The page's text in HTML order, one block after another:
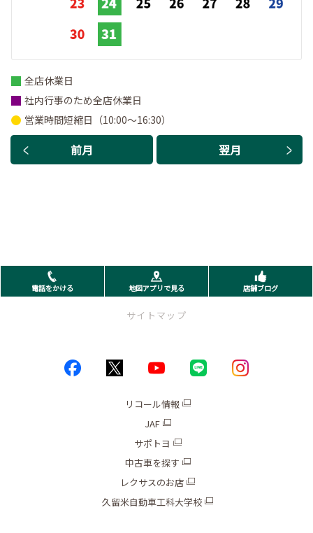
前月 翌月
全店休業日
社内行事のため全店休業日
営業時間短縮日（10:00～16:30）
電話をかける 地図アプリで見る 店舗ブログ
サイトマップ
リコール情報
JAF
サポトヨ
中古車を探す
レクサスのお店
久留米自動車工科大学校